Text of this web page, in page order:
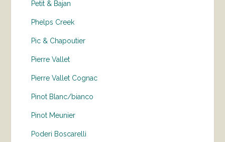
Petit & Bajan
Phelps Creek
Pic & Chapoutier
Pierre Vallet
Pierre Vallet Cognac
Pinot Blanc/bianco
Pinot Meunier
Poderi Boscarelli